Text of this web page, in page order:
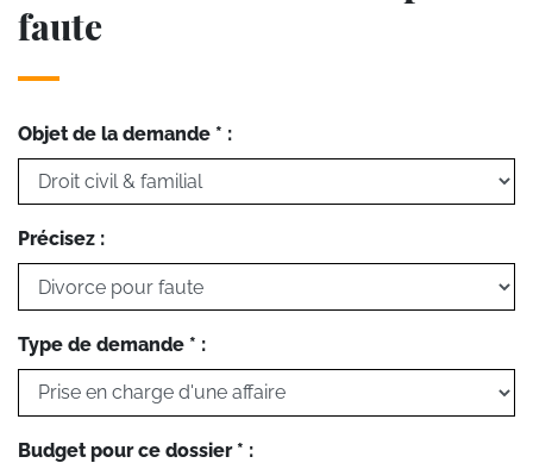
faute
Objet de la demande * :
Précisez :
Type de demande * :
Budget pour ce dossier * :